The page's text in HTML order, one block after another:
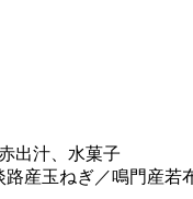
出汁、水菓子
産玉ねぎ／鳴門産